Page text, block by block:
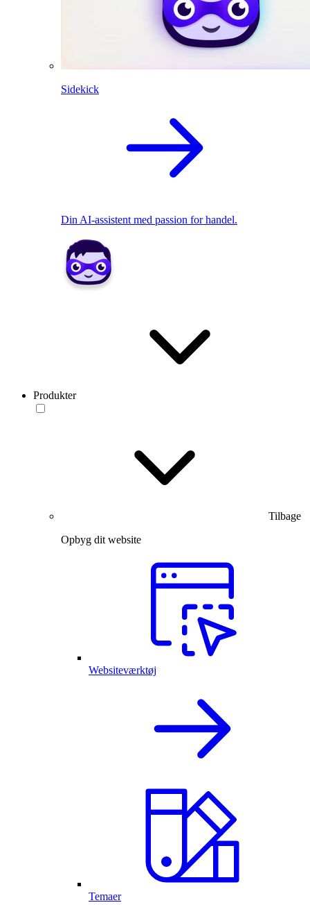
Sidekick
Din AI-assistent med passion for handel.
Produkter
Tilbage
Opbyg dit website
Websiteværktøj
Temaer